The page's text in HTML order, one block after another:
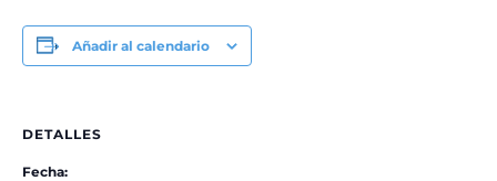
Añadir al calendario
DETALLES
Fecha: